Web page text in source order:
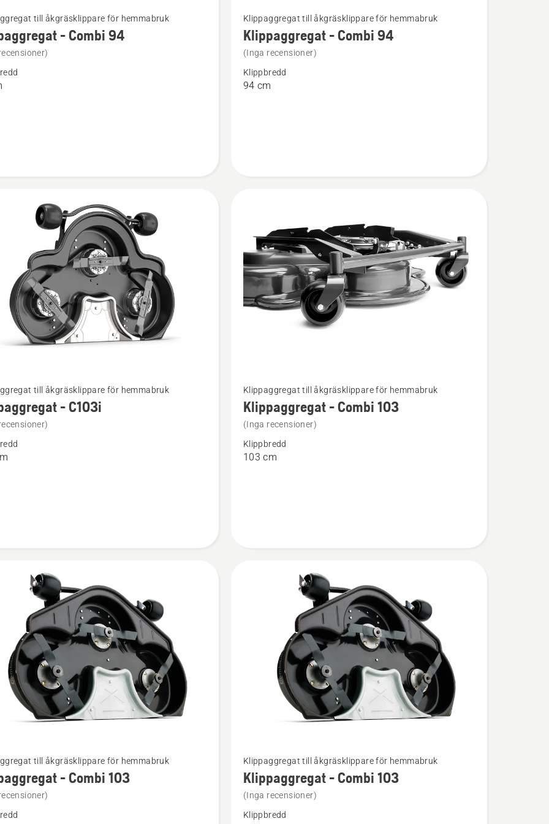
till åkgräsklippare för hemmabruk
- Combi 94
mer
information
om
Klippaggregat
Klippaggregat till åkgräsklippare för hemmabruk
Klippaggregat - Combi 94
(Inga recensioner)
Klippbredd
94 cm
till åkgräsklippare för hemmabruk
- C103i
mer
information
om
Klippaggregat
Klippaggregat till åkgräsklippare för hemmabruk
Klippaggregat - Combi 103
(Inga recensioner)
Klippbredd
103 cm
till åkgräsklippare för hemmabruk
- Combi 103
mer
information
om
Klippaggregat till åkgräsklippare för hemmabruk
Klippaggregat - Combi 103
(Inga recensioner)
Klippbredd